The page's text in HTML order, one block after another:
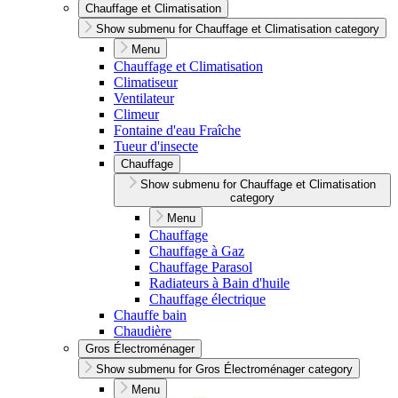
Chauffage et Climatisation
Show submenu for Chauffage et Climatisation category
Menu
Chauffage et Climatisation
Climatiseur
Ventilateur
Climeur
Fontaine d'eau Fraîche
Tueur d'insecte
Chauffage
Show submenu for Chauffage et Climatisation
category
Menu
Chauffage
Chauffage à Gaz
Chauffage Parasol
Radiateurs à Bain d'huile
Chauffage électrique
Chauffe bain
Chaudière
Gros Électroménager
Show submenu for Gros Électroménager category
Menu